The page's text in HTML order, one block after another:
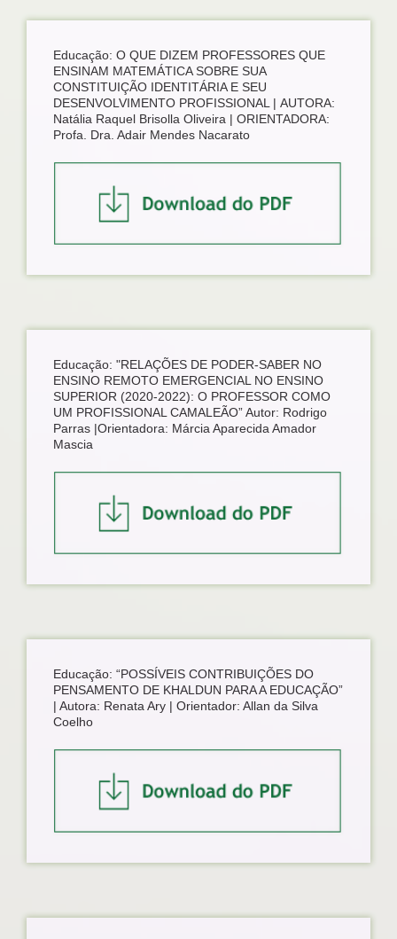
Educação: O QUE DIZEM PROFESSORES QUE
ENSINAM MATEMÁTICA SOBRE SUA
CONSTITUIÇÃO IDENTITÁRIA E SEU
DESENVOLVIMENTO PROFISSIONAL | AUTORA:
Natália Raquel Brisolla Oliveira | ORIENTADORA:
Profa. Dra. Adair Mendes Nacarato
Educação: "RELAÇÕES DE PODER-SABER NO
ENSINO REMOTO EMERGENCIAL NO ENSINO
SUPERIOR (2020-2022): O PROFESSOR COMO
UM PROFISSIONAL CAMALEÃO” Autor: Rodrigo
Parras |Orientadora: Márcia Aparecida Amador
Mascia
Educação: “POSSÍVEIS CONTRIBUIÇÕES DO
PENSAMENTO DE KHALDUN PARA A EDUCAÇÃO”
| Autora: Renata Ary | Orientador: Allan da Silva
Coelho